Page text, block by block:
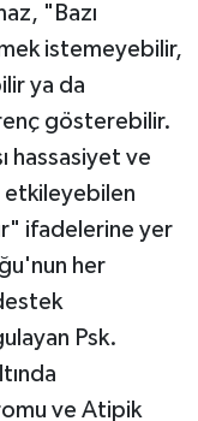
"Bazı
istemeyebilir,
ya da
gösterebilir.
hassasiyet ve
etkileyebilen
ifadelerine yer
her
Psk.
ve Atipik